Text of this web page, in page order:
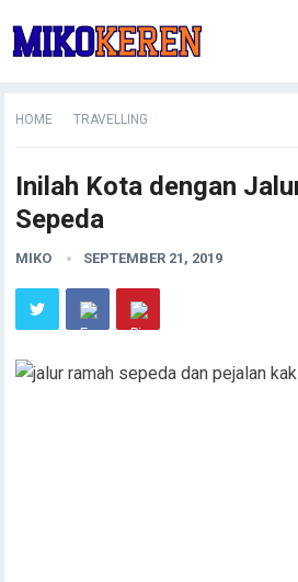
HOME TRAVELLING
Inilah Kota dengan
Sepeda
MIKO SEPTEMBER 21, 2019